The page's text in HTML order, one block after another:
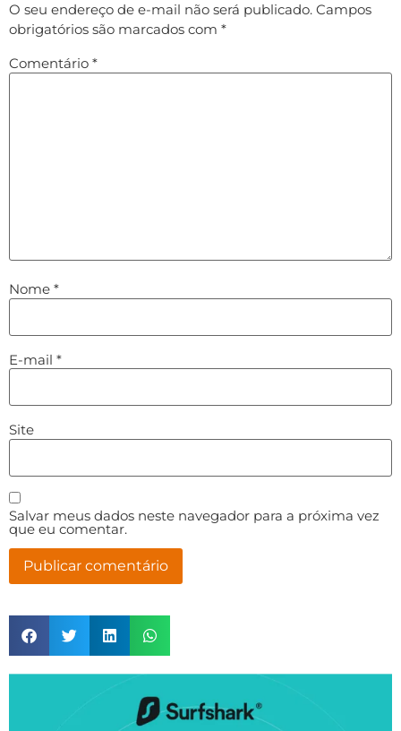
O seu endereço de e-mail não será publicado. Campos
obrigatórios são marcados com *
Comentário *
Nome *
E-mail *
Site
Salvar meus dados neste navegador para a próxima vez
que eu comentar.